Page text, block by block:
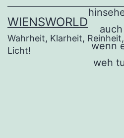
WIENSWORLD
Wahrheit, Klarheit, Reinheit,
Licht!